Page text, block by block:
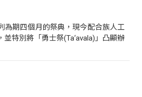
為期四個月的祭典，現今配合族人工
並特別將「勇士祭(Ta‘avala)」凸顯辦